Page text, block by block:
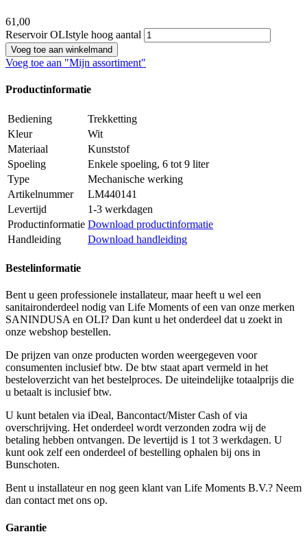
61,00
Reservoir OLIstyle hoog aantal
Voeg toe aan winkelmand
Voeg toe aan "Mijn assortiment"
Productinformatie
Bediening
Trekketting
Kleur
Wit
Materiaal
Kunststof
Spoeling
Enkele spoeling, 6 tot 9 liter
Type
Mechanische werking
Artikelnummer
LM440141
Levertijd
1-3 werkdagen
Productinformatie Download productinformatie
Handleiding
Download handleiding
Bestelinformatie
Bent u geen professionele installateur, maar heeft u wel een
sanitaironderdeel nodig van Life Moments of een van onze merken
SANINDUSA en OLI? Dan kunt u het onderdeel dat u zoekt in
onze webshop bestellen.
De prijzen van onze producten worden weergegeven voor
consumenten inclusief btw. De btw staat apart vermeld in het
besteloverzicht van het bestelproces. De uiteindelijke totaalprijs die
u betaalt is inclusief btw.
U kunt betalen via iDeal, Bancontact/Mister Cash of via
overschrijving. Het onderdeel wordt verzonden zodra wij de
betaling hebben ontvangen. De levertijd is 1 tot 3 werkdagen. U
kunt ook zelf een onderdeel of bestelling ophalen bij ons in
Bunschoten.
Bent u installateur en nog geen klant van Life Moments B.V.? Neem
dan contact met ons op.
Garantie